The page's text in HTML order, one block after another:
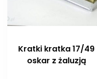
Kratki kratka 17/49
oskar z żaluzją